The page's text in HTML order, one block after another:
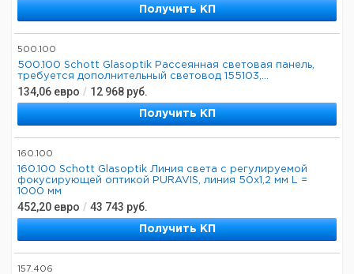
Получить КП
500.100
500.100 Schott Glasoptik Рассеянная световая панель,
требуется дополнительный световод 155103,...
134,06 евро / 12 968 руб.
Получить КП
160.100
160.100 Schott Glasoptik Линия света с регулируемой
фокусирующей оптикой PURAVIS, линия 50x1,2 мм L =
1000 мм
452,20 евро / 43 743 руб.
Получить КП
157.406